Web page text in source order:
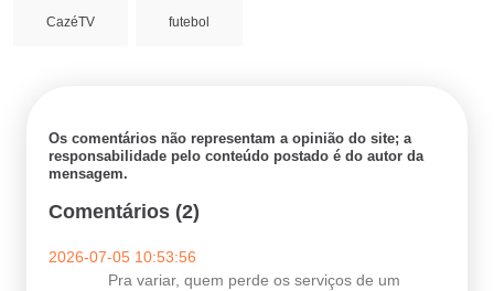
CazéTV futebol
Os comentários não representam a opinião do site; a
responsabilidade pelo conteúdo postado é do autor da
mensagem.
Comentários (2)
2026-07-05 10:53:56
Pra variar, quem perde os serviços de um